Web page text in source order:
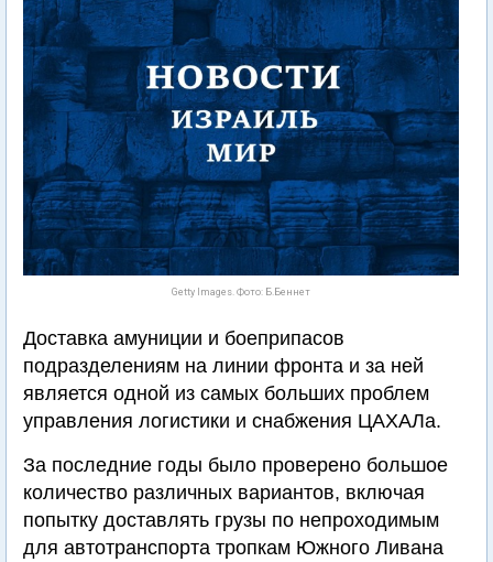
Getty Images. Фото: Б.Беннет
Доставка амуниции и боеприпасов
подразделениям на линии фронта и за ней
является одной из самых больших проблем
управления логистики и снабжения ЦАХАЛа.
За последние годы было проверено большое
количество различных вариантов, включая
попытку доставлять грузы по непроходимым
для автотранспорта тропкам Южного Ливана